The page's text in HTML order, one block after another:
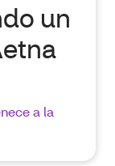
un
a la